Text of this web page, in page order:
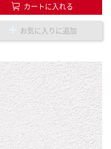
カートに入れる
お気に入りに追加